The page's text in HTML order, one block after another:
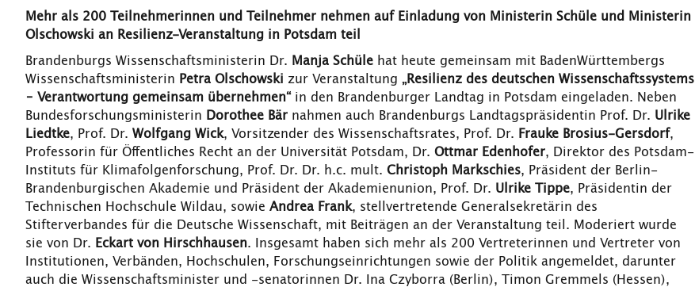
Mehr als 200 Teilnehmerinnen und Teilnehmer nehmen auf Einladung von Ministerin Schüle und Ministerin
Olschowski an Resilienz-Veranstaltung in Potsdam teil
Brandenburgs Wissenschaftsministerin Dr. Manja Schüle hat heute gemeinsam mit BadenWürttembergs
Wissenschaftsministerin Petra Olschowski zur Veranstaltung „Resilienz des deutschen Wissenschaftssystems
– Verantwortung gemeinsam übernehmen“in den Brandenburger Landtag in Potsdam eingeladen. Neben
Bundesforschungsministerin Dorothee Bär nahmen auch Brandenburgs Landtagspräsidentin Prof. Dr. Ulrike
Liedtke, Prof. Dr. Wolfgang Wick, Vorsitzender des Wissenschaftsrates, Prof. Dr. Frauke Brosius-Gersdorf,
Professorin für Öffentliches Recht an der Universität Potsdam, Dr. Ottmar Edenhofer, Direktor des Potsdam-
Instituts für Klimafolgenforschung, Prof. Dr. Dr. h.c. mult. Christoph Markschies, Präsident der Berlin-
Brandenburgischen Akademie und Präsident der Akademienunion, Prof. Dr. Ulrike Tippe, Präsidentin der
Technischen Hochschule Wildau, sowie Andrea Frank, stellvertretende Generalsekretärin des
Stifterverbandes für die Deutsche Wissenschaft, mit Beiträgen an der Veranstaltung teil. Moderiert wurde
sie von Dr. Eckart von Hirschhausen. Insgesamt haben sich mehr als 200 Vertreterinnen und Vertreter von
Institutionen, Verbänden, Hochschulen, Forschungseinrichtungen sowie der Politik angemeldet, darunter
auch die Wissenschaftsminister und -senatorinnen Dr. Ina Czyborra (Berlin), Timon Gremmels (Hessen),